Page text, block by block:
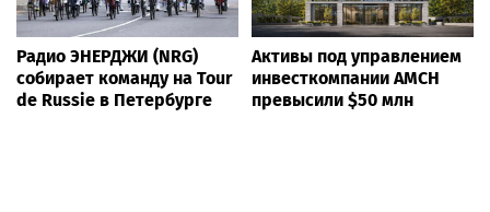
Радио ЭНЕРДЖИ (NRG)
собирает команду на Tour
de Russie в Петербурге
Активы под управлением
инвесткомпании AMCH
превысили $50 млн